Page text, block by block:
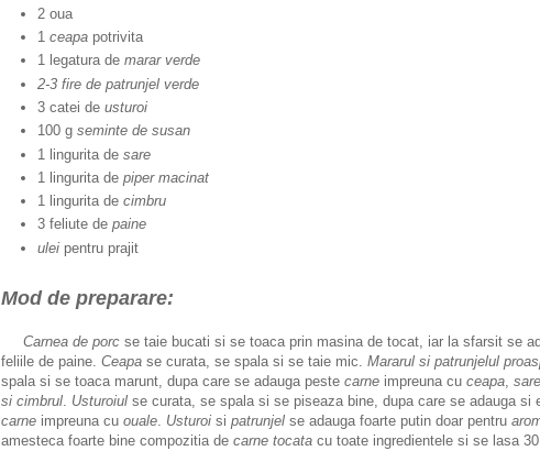
2 oua
1 ceapa potrivita
1 legatura de marar verde
2-3 fire de patrunjel verde
3 catei de usturoi
100 g seminte de susan
1 lingurita de sare
1 lingurita de piper macinat
1 lingurita de cimbru
3 feliute de paine
ulei pentru prajit
Mod de preparare:
Carnea de porc se taie bucati si se toaca prin masina de tocat, iar la sfarsit se
feliile de paine. Ceapa se curata, se spala si se taie mic. Mararul si patrunjelul
spala si se toaca marunt, dupa care se adauga peste carne impreuna cu ceapa,
si cimbrul. Usturoiul se curata, se spala si se piseaza bine, dupa care se adauga si
carne impreuna cu ouale. Usturoi si patrunjel se adauga foarte putin doar pentru
amesteca foarte bine compozitia de carne tocata cu toate ingredientele si se lasa